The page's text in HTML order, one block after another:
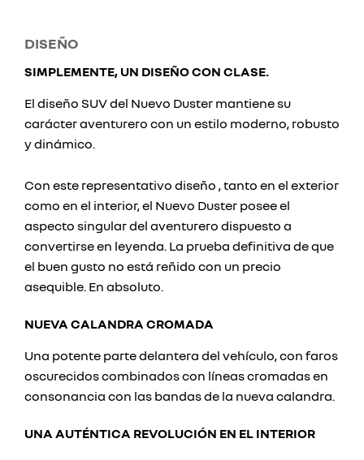
DISEÑO
SIMPLEMENTE, UN DISEÑO CON CLASE.
El diseño SUV del Nuevo Duster mantiene su
carácter aventurero con un estilo moderno, robusto
y dinámico.
Con este representativo diseño , tanto en el exterior
como en el interior, el Nuevo Duster posee el
aspecto singular del aventurero dispuesto a
convertirse en leyenda. La prueba definitiva de que
el buen gusto no está reñido con un precio
asequible. En absoluto.
NUEVA CALANDRA CROMADA
Una potente parte delantera del vehículo, con faros
oscurecidos combinados con líneas cromadas en
consonancia con las bandas de la nueva calandra.
UNA AUTÉNTICA REVOLUCIÓN EN EL INTERIOR